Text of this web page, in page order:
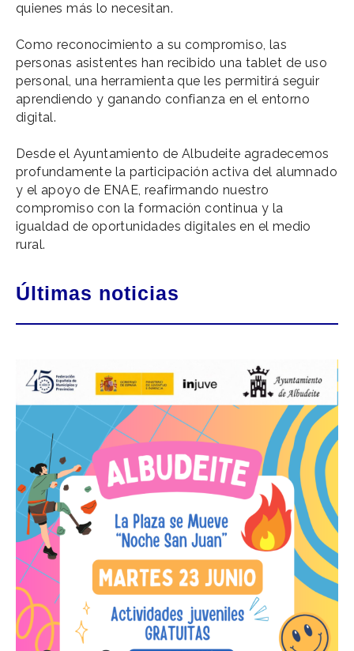
quienes más lo necesitan.
Como reconocimiento a su compromiso, las
personas asistentes han recibido una tablet de uso
personal, una herramienta que les permitirá seguir
aprendiendo y ganando confianza en el entorno
digital.
Desde el Ayuntamiento de Albudeite agradecemos
profundamente la participación activa del alumnado
y el apoyo de ENAE, reafirmando nuestro
compromiso con la formación continua y la
igualdad de oportunidades digitales en el medio
rural.
Últimas noticias